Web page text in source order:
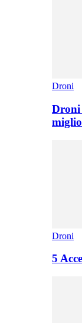
Droni
Droni
Droni
5